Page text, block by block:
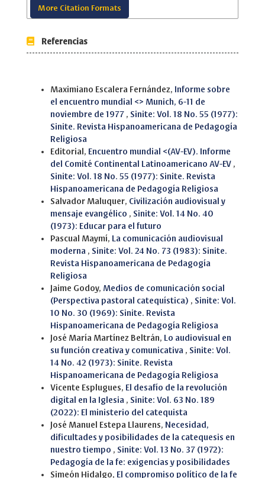
More Citation Formats
Referencias
Maximiano Escalera Fernández, Informe sobre
el encuentro mundial <> Munich, 6-11 de
noviembre de 1977 , Sinite: Vol. 18 No. 55 (1977):
Sinite. Revista Hispanoamericana de Pedagogía
Religiosa
Editorial, Encuentro mundial <(AV-EV). Informe
del Comité Continental Latinoamericano AV-EV ,
Sinite: Vol. 18 No. 55 (1977): Sinite. Revista
Hispanoamericana de Pedagogía Religiosa
Salvador Maluquer, Civilización audiovisual y
mensaje evangélico , Sinite: Vol. 14 No. 40
(1973): Educar para el futuro
Pascual Maymí, La comunicación audiovisual
moderna , Sinite: Vol. 24 No. 73 (1983): Sinite.
Revista Hispanoamericana de Pedagogía
Religiosa
Jaime Godoy, Medios de comunicación social
(Perspectiva pastoral catequística) , Sinite: Vol.
10 No. 30 (1969): Sinite. Revista
Hispanoamericana de Pedagogía Religiosa
José María Martínez Beltrán, Lo audiovisual en
su función creativa y comunicativa , Sinite: Vol.
14 No. 42 (1973): Sinite. Revista
Hispanoamericana de Pedagogía Religiosa
Vicente Esplugues, El desafío de la revolución
digital en la Iglesia , Sinite: Vol. 63 No. 189
(2022): El ministerio del catequista
José Manuel Estepa Llaurens, Necesidad,
dificultades y posibilidades de la catequesis en
nuestro tiempo , Sinite: Vol. 13 No. 37 (1972):
Pedagogía de la fe: exigencias y posibilidades
Simeón Hidalgo, El compromiso político de la fe